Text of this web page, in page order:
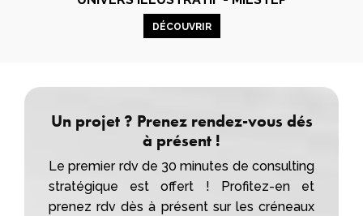
DÉCOUVRIR
Un projet ? Prenez rendez-vous dés
à présent !
Le premier rdv de 30 minutes de consulting
stratégique est offert ! Profitez-en et
prenez rdv dès à présent sur les créneaux